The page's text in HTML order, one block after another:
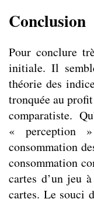
Conclusion
Pour conclure
initiale. Il
théorie des
tronquée au
comparatiste.
« perception
consommation
consommation
cartes d’un jeu
cartes. Le souci